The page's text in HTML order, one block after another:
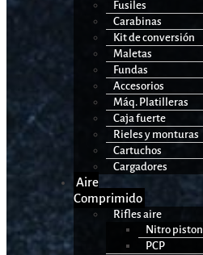
Fusiles
Carabinas
Kit de conversión
Maletas
Fundas
Accesorios
Máq. Platilleras
Caja fuerte
Rieles y monturas
Cartuchos
Cargadores
Aire
Comprimido
Rifles aire
Nitro piston
PCP